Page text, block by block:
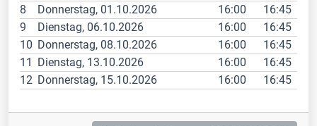
8
Donnerstag, 01.10.2026 16:00
16:45
9
Dienstag, 06.10.2026 16:00
16:45
10 Donnerstag, 08.10.2026 16:00
16:45
11
Dienstag, 13.10.2026 16:00
16:45
12 Donnerstag, 15.10.2026 16:00 16:45